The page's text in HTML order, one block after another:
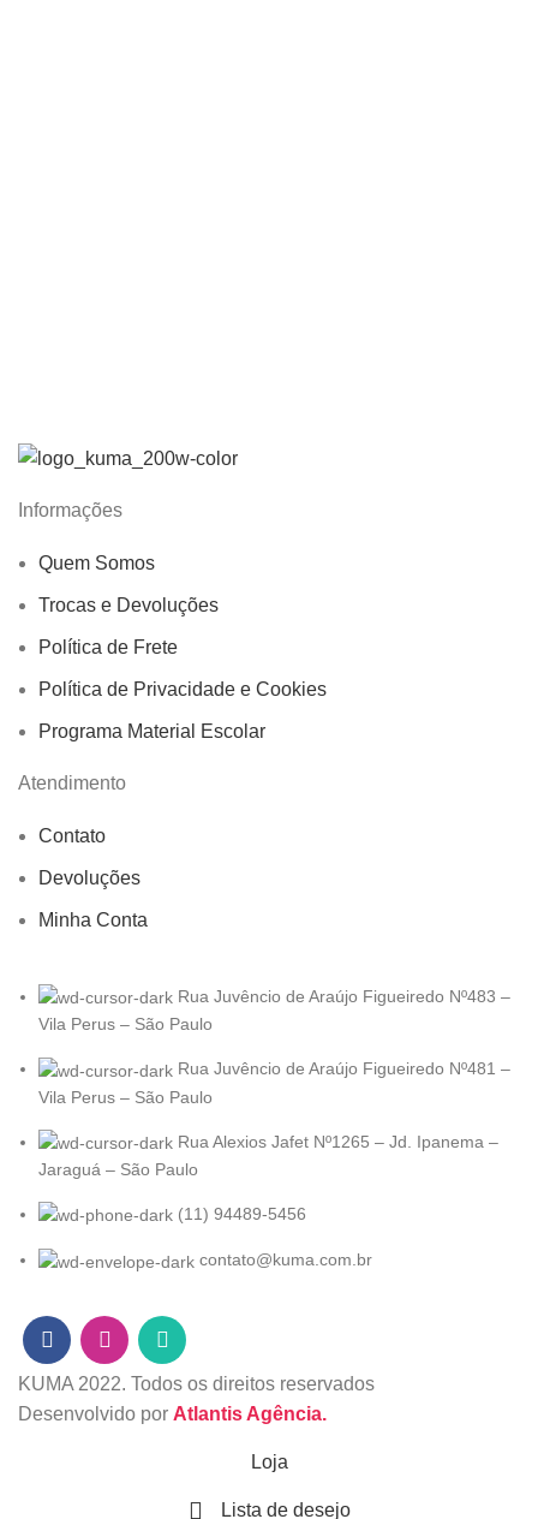
Informações
Quem Somos
Trocas e Devoluções
Política de Frete
Política de Privacidade e Cookies
Programa Material Escolar
Atendimento
Contato
Devoluções
Minha Conta
Rua Juvêncio de Araújo Figueiredo Nº483 –
Vila Perus – São Paulo
Rua Juvêncio de Araújo Figueiredo Nº481 –
Vila Perus – São Paulo
Rua Alexios Jafet Nº1265 – Jd. Ipanema –
Jaraguá – São Paulo
(11) 94489-5456
contato@kuma.com.br
KUMA 2022. Todos os direitos reservados
Desenvolvido por Atlantis Agência.
Loja
Lista de desejo